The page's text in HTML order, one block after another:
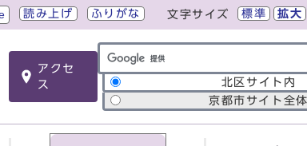
読み上げ ふりがな 文字サイズ 標準 拡大
アクセ
ス
サイト内検索の範囲
北区サイト内
京都市サイト全体